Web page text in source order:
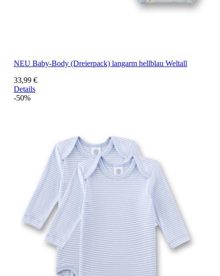
NEU Baby-Body (Dreierpack) langarm hellblau Weltall
33,99 €
Details
-50%